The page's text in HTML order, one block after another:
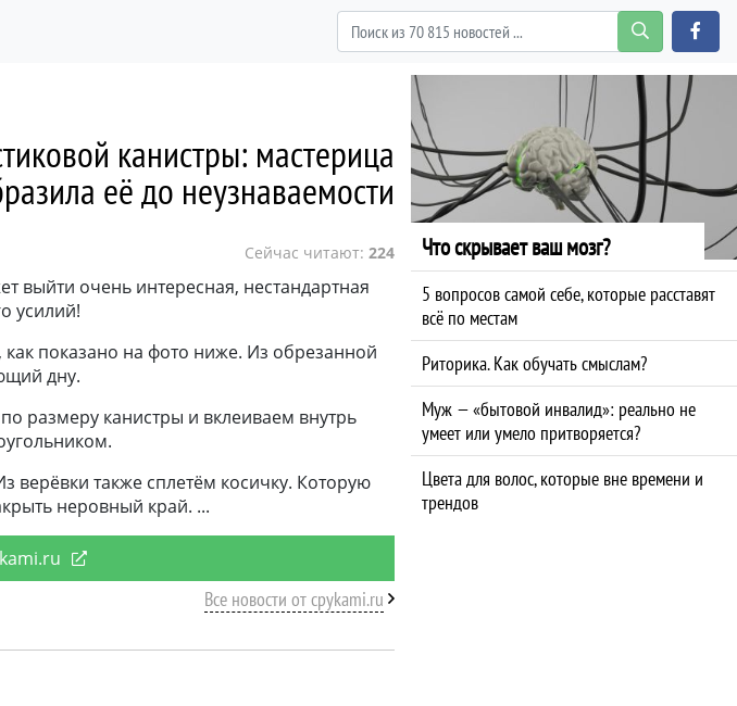
канистры: мастерица
её до неузнаваемости
Сейчас читают: 224
выйти очень интересная, нестандартная
усилий!
показано на фото ниже. Из обрезанной
дну.
размеру канистры и вклеиваем внутрь
верёвки также сплетём косичку. Которую
неровный край.
Все новости от cpykami.ru
Что скрывает ваш мозг?
5 вопросов самой себе, которые расставят
всё по местам
Риторика. Как обучать смыслам?
Муж — «бытовой инвалид»: реально не
умеет или умело притворяется?
Цвета для волос, которые вне времени и
трендов